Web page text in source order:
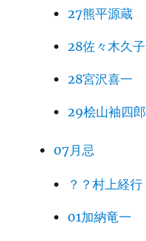
27熊平源蔵
28佐々木久子
28宮沢喜一
29桧山袖四郎
07月忌
？？村上経行
01加納竜一